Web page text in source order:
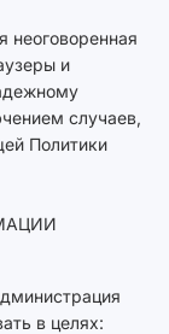
неоговоренная
и
случаев,
Политики
в целях: